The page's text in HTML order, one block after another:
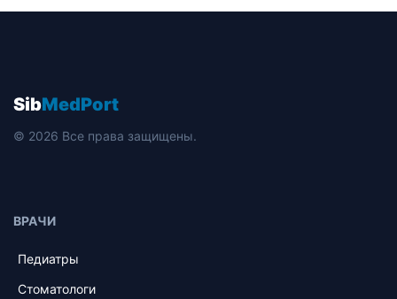
SibMedPort
© 2026 Все права защищены.
ВРАЧИ
Педиатры
Стоматологи